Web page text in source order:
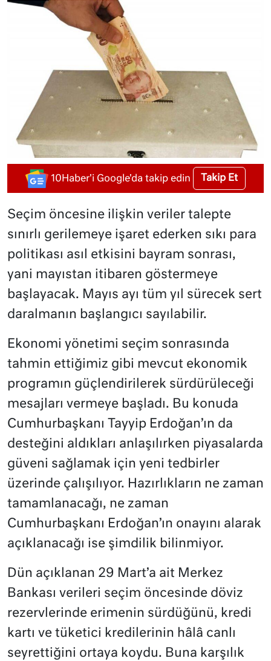
10Haber'i Google'da takip edin Takip Et
Seçim öncesine ilişkin veriler talepte
sınırlı gerilemeye işaret ederken sıkı para
politikası asıl etkisini bayram sonrası,
yani mayıstan itibaren göstermeye
başlayacak. Mayıs ayı tüm yıl sürecek sert
daralmanın başlangıcı sayılabilir.
Ekonomi yönetimi seçim sonrasında
tahmin ettiğimiz gibi mevcut ekonomik
programın güçlendirilerek sürdürüleceği
mesajları vermeye başladı. Bu konuda
Cumhurbaşkanı Tayyip Erdoğan’ın da
desteğini aldıkları anlaşılırken piyasalarda
güveni sağlamak için yeni tedbirler
üzerinde çalışılıyor. Hazırlıkların ne zaman
tamamlanacağı, ne zaman
Cumhurbaşkanı Erdoğan’ın onayını alarak
açıklanacağı ise şimdilik bilinmiyor.
Dün açıklanan 29 Mart’a ait Merkez
Bankası verileri seçim öncesinde döviz
rezervlerinde erimenin sürdüğünü, kredi
kartı ve tüketici kredilerinin hâlâ canlı
seyrettiğini ortaya koydu. Buna karşılık